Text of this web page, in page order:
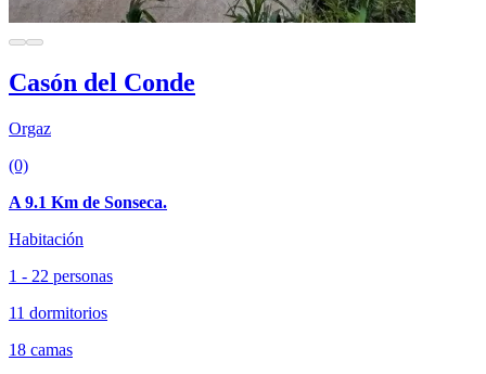
Casón del Conde
Orgaz
(0)
A 9.1 Km de Sonseca.
Habitación
1 - 22 personas
11 dormitorios
18 camas